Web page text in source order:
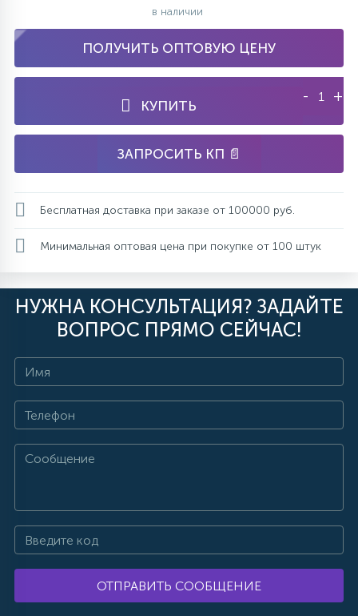
в наличии
ПОЛУЧИТЬ ОПТОВУЮ ЦЕНУ
КУПИТЬ
- +
ЗАПРОСИТЬ КП 📄
Бесплатная доставка при заказе от 100000 руб.
Минимальная оптовая цена при покупке от 100 штук
НУЖНА КОНСУЛЬТАЦИЯ? ЗАДАЙТЕ
ВОПРОС ПРЯМО СЕЙЧАС!
ОТПРАВИТЬ СООБЩЕНИЕ